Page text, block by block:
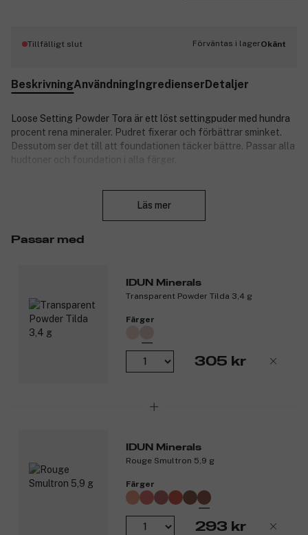
Tillfälligt slut Förväntas i lagerOkänt
BeskrivningAnvändningIngredienserDetaljer
Loose Setting Powder Tora är ett löst settingpuder med hundra
procent rena mineraler. Pudret fixerar och förbättrar sminket.
Dessutom ser det till att foundationen täcker bättre. Passar alla
hudtoner och foundation i alla färger.
Läs mer
Passar med
IDUN Minerals
Transparent Powder Tilda 3,4 g
Färger
305 kr
IDUN Minerals
Rouge Smultron 5,9 g
Färger
293 kr